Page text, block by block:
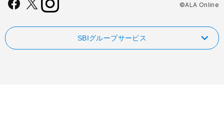
©ALA Online
SBIグループサービス